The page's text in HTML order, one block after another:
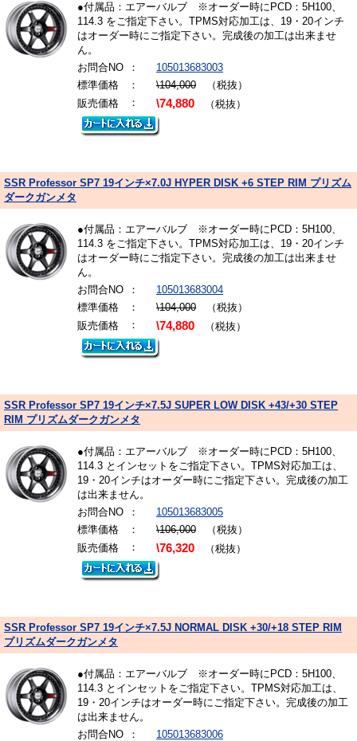
●付属品：エアーバルブ ※オーダー時にPCD：5H100、
114.3 をご指定下さい。TPMS対応加工は、19・20インチ
はオーダー時にご指定下さい。完成後の加工は出来ませ
ん。
お問合NO
：
105013683003
標準価格
： \104,000 （税抜）
販売価格
： \74,880 （税抜）
SSR Professor SP7 19インチ×7.0J HYPER DISK +6 STEP RIM プリズム
ダークガンメタ
●付属品：エアーバルブ ※オーダー時にPCD：5H100、
114.3 をご指定下さい。TPMS対応加工は、19・20インチ
はオーダー時にご指定下さい。完成後の加工は出来ませ
ん。
お問合NO
：
105013683004
標準価格
： \104,000 （税抜）
販売価格
： \74,880 （税抜）
SSR Professor SP7 19インチ×7.5J SUPER LOW DISK +43/+30 STEP
RIM プリズムダークガンメタ
●付属品：エアーバルブ ※オーダー時にPCD：5H100、
114.3 とインセットをご指定下さい。TPMS対応加工は、
19・20インチはオーダー時にご指定下さい。完成後の加工
は出来ません。
お問合NO
：
105013683005
標準価格
： \106,000 （税抜）
販売価格
： \76,320 （税抜）
SSR Professor SP7 19インチ×7.5J NORMAL DISK +30/+18 STEP RIM
プリズムダークガンメタ
●付属品：エアーバルブ ※オーダー時にPCD：5H100、
114.3 とインセットをご指定下さい。TPMS対応加工は、
19・20インチはオーダー時にご指定下さい。完成後の加工
は出来ません。
お問合NO
：
105013683006